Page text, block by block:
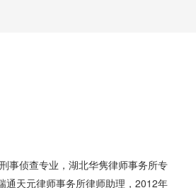
侦查专业，湖北华隽律师事务所专
天元律师事务所律师助理，2012年